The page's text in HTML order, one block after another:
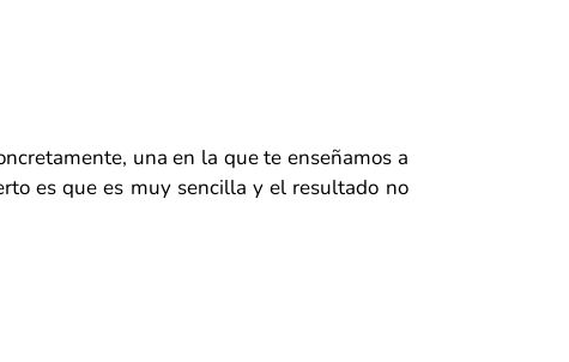
una en la que te enseñamos a
es que es muy sencilla y el resultado no